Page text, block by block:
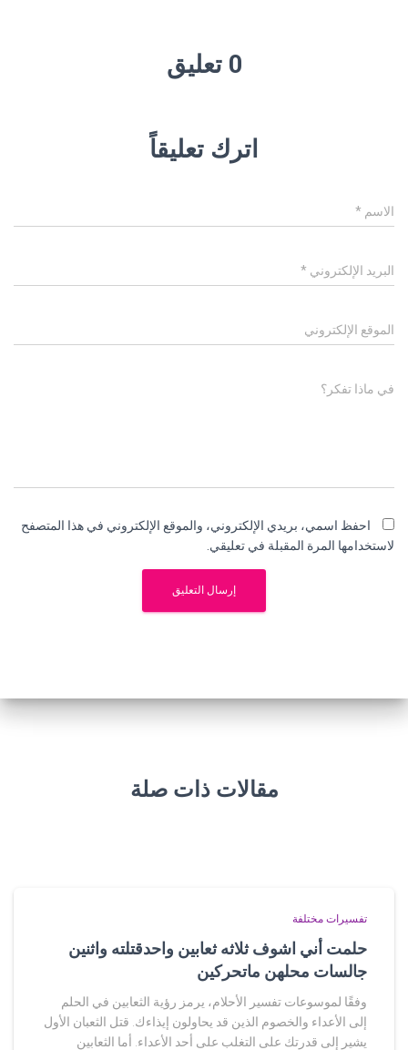
0 تعليق
اترك تعليقاً
الاسم *
البريد الإلكتروني *
الموقع الإلكتروني
في ماذا تفكر؟
احفظ اسمي، بريدي الإلكتروني، والموقع الإلكتروني في هذا المتصفح
لاستخدامها المرة المقبلة في تعليقي.
مقالات ذات صلة
تفسيرات مختلفة
حلمت أني اشوف ثلاثه ثعابين واحدقتلته واثنين
جالسات محلهن ماتحركين
وفقًا لموسوعات تفسير الأحلام، يرمز رؤية الثعابين في الحلم
إلى الأعداء والخصوم الذين قد يحاولون إيذاءك. قتل الثعبان الأول
يشير إلى قدرتك على التغلب على أحد الأعداء. أما الثعابين